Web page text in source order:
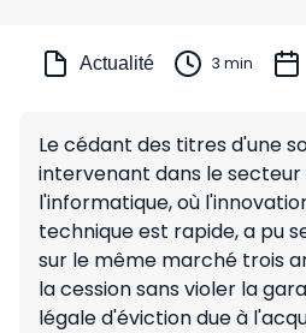
Actualité 3 min
Le cédant des titres d'une
intervenant dans le secteur
l'informatique, où
technique est rapide, a pu
sur le même marché trois
la cession sans violer la
légale d'éviction due à